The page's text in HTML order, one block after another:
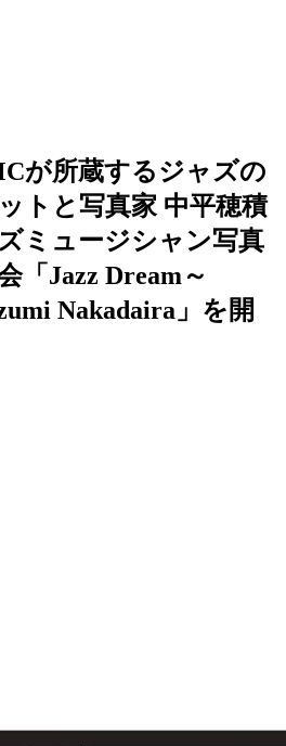
が所蔵するジャズの
トと写真家 中平穂積
ミュージシャン写真
「Jazz Dream～
Nakadaira」を開